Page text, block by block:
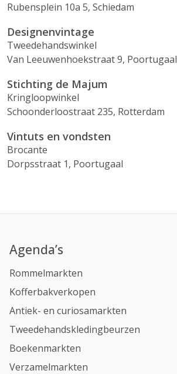
Rubensplein 10a 5, Schiedam
Designenvintage
Tweedehandswinkel
Van Leeuwenhoekstraat 9, Poortugaal
Stichting de Majum
Kringloopwinkel
Schoonderloostraat 235, Rotterdam
Vintuts en vondsten
Brocante
Dorpsstraat 1, Poortugaal
Agenda’s
Rommelmarkten
Kofferbakverkopen
Antiek- en curiosamarkten
Tweedehandskledingbeurzen
Boekenmarkten
Verzamelmarkten